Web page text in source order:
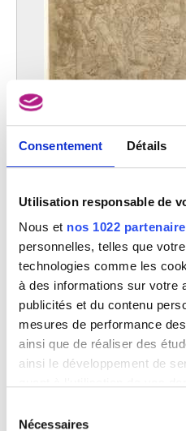
Consentement Détails
Utilisation responsable de
Nous et nos 1022
personnelles, telles que
technologies comme les
à des informations sur votre
publicités et du contenu
mesures de performance
ainsi que de réaliser des
ainsi le développement de
tout moment en consultant la
Nécessaires
Crucifixion du Christ et martyre de
Maarten De Vos